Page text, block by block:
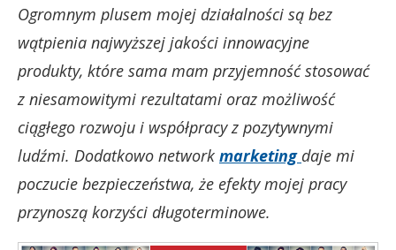
Ogromnym plusem mojej działalności są bez
wątpienia najwyższej jakości innowacyjne
produkty, które sama mam przyjemność stosować
z niesamowitymi rezultatami oraz możliwość
ciągłego rozwoju i współpracy z pozytywnymi
ludźmi. Dodatkowo network marketing daje mi
poczucie bezpieczeństwa, że efekty mojej pracy
przynoszą korzyści długoterminowe.